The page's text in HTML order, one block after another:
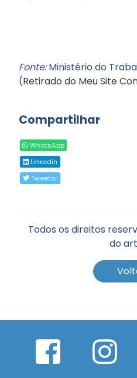
Fonte:Ministério do
(Retirado do Meu Site
Compartilhar
WhatsApp
Linkedin
Tweetar
Todos os direitos
do